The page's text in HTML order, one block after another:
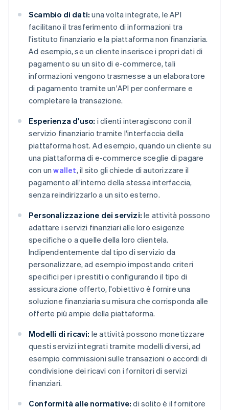
Scambio di dati: una volta integrate, le API
facilitano il trasferimento di informazioni tra
l'istituto finanziario e la piattaforma non finanziaria.
Ad esempio, se un cliente inserisce i propri dati di
pagamento su un sito di e-commerce, tali
informazioni vengono trasmesse a un elaboratore
di pagamento tramite un'API per confermare e
completare la transazione.
Esperienza d'uso: i clienti interagiscono con il
servizio finanziario tramite l'interfaccia della
piattaforma host. Ad esempio, quando un cliente su
una piattaforma di e-commerce sceglie di pagare
con unwallet, il sito gli chiede di autorizzare il
pagamento all'interno della stessa interfaccia,
senza reindirizzarlo a un sito esterno.
Personalizzazione dei servizi: le attività possono
adattare i servizi finanziari alle loro esigenze
specifiche o a quelle della loro clientela.
Indipendentemente dal tipo di servizio da
personalizzare, ad esempio impostando criteri
specifici per i prestiti o configurando il tipo di
assicurazione offerto, l'obiettivo è fornire una
soluzione finanziaria su misura che corrisponda alle
offerte più ampie della piattaforma.
Modelli di ricavi: le attività possono monetizzare
questi servizi integrati tramite modelli diversi, ad
esempio commissioni sulle transazioni o accordi di
condivisione dei ricavi con i fornitori di servizi
finanziari.
Conformità alle normative: di solito è il fornitore